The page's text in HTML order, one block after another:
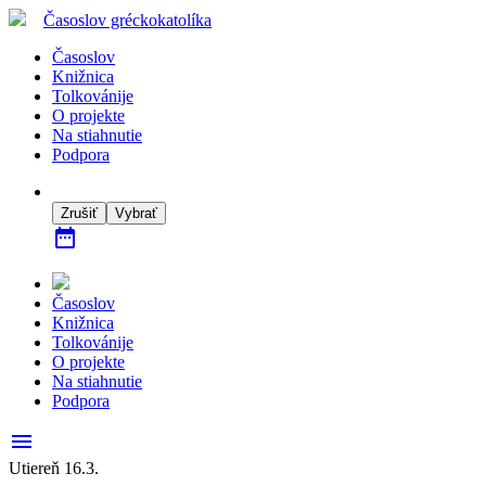
Časoslov gréckokatolíka
Časoslov
Knižnica
Tolkovánije
O projekte
Na stiahnutie
Podpora
Zrušiť Vybrať
date_range
Časoslov
Knižnica
Tolkovánije
O projekte
Na stiahnutie
Podpora
menu
Utiereň 16.3.